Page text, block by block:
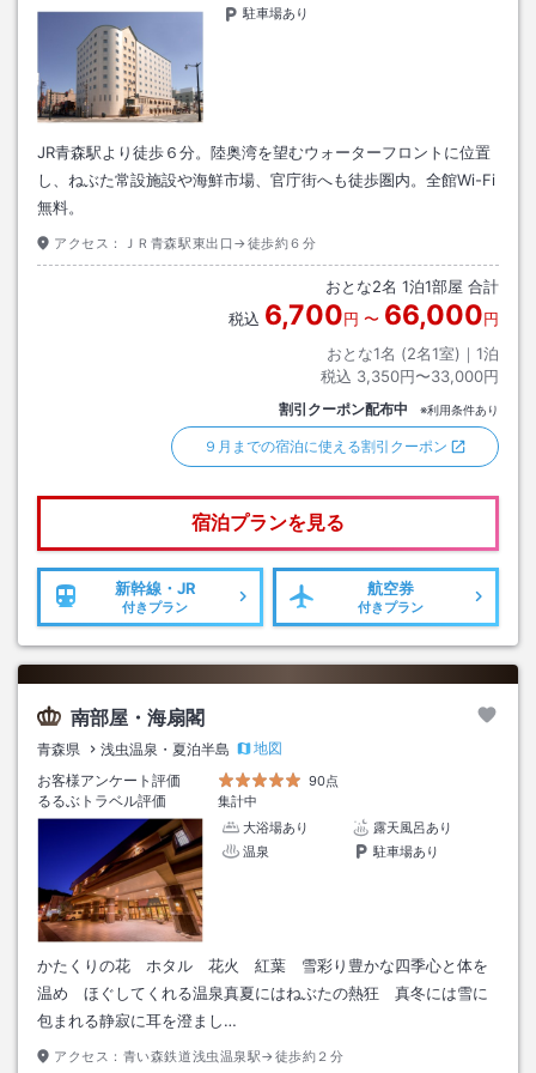
駐車場あり
JR青森駅より徒歩６分。陸奥湾を望むウォーターフロントに位置
し、ねぶた常設施設や海鮮市場、官庁街へも徒歩圏内。全館Wi-Fi
無料。
アクセス： ＪＲ青森駅東出口→徒歩約６分
おとな2名 1泊1部屋 合計
税込 6,700円 〜 66,000円
おとな1名 (2名1室)｜ 1泊
税込 3,350円〜33,000円
割引クーポン配布中 ※利用条件あり
９月までの宿泊に使える割引クーポン
宿泊プランを見る
新幹線・JR
付きプラン
航空券
付きプラン
南部屋・海扇閣
青森県 浅虫温泉・夏泊半島
地図
お客様アンケート評価
90点
るるぶトラベル評価
集計中
大浴場あり
露天風呂あり
温泉
駐車場あり
かたくりの花 ホタル 花火 紅葉 雪彩り豊かな四季心と体を
温め ほぐしてくれる温泉真夏にはねぶたの熱狂 真冬には雪に
包まれる静寂に耳を澄まし…
アクセス： 青い森鉄道浅虫温泉駅→徒歩約２分